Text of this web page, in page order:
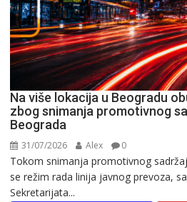
Na više lokacija u Beogradu
zbog snimanja promotivnog
Beograda
31/07/2026 Alex 0
Tokom snimanja promotivnog
se režim rada linija javnog prevoza,
Sekretarijata...